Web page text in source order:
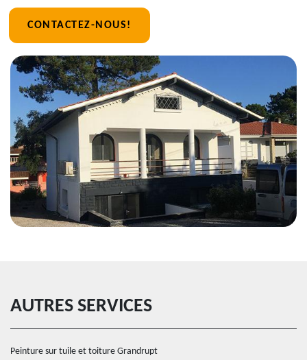
CONTACTEZ-NOUS!
AUTRES SERVICES
Peinture sur tuile et toiture Grandrupt